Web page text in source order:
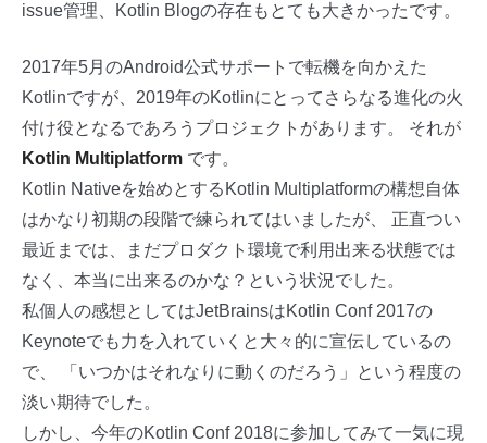
issue管理、Kotlin Blogの存在もとても大きかったです。
2017年5月のAndroid公式サポートで転機を向かえた
Kotlinですが、2019年のKotlinにとってさらなる進化の火
付け役となるであろうプロジェクトがあります。 それが
Kotlin Multiplatform です。
Kotlin Nativeを始めとするKotlin Multiplatformの構想自体
はかなり初期の段階で練られてはいましたが、 正直つい
最近までは、まだプロダクト環境で利用出来る状態では
なく、本当に出来るのかな？という状況でした。
私個人の感想としてはJetBrainsはKotlin Conf 2017の
Keynoteでも力を入れていくと大々的に宣伝しているの
で、 「いつかはそれなりに動くのだろう」という程度の
淡い期待でした。
しかし、今年のKotlin Conf 2018に参加してみて一気に現